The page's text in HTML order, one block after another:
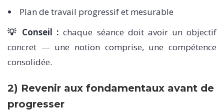
Plan de travail progressif et mesurable
💡 Conseil : chaque séance doit avoir un objectif
concret — une notion comprise, une compétence
consolidée.
2) Revenir aux fondamentaux avant de
progresser